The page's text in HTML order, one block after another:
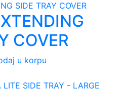
COVER
u korpu